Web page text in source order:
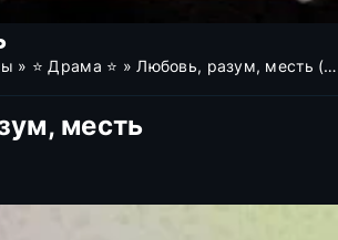
» ⭐ Драма ⭐ » Любовь, разум, месть (все серии)
месть